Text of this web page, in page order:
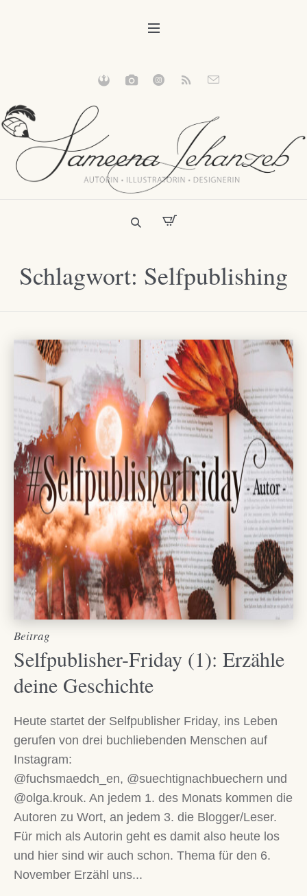
Schlagwort: Selfpublishing
Beitrag
Selfpublisher-Friday (1): Erzähle
deine Geschichte
Heute startet der Selfpublisher Friday, ins Leben
gerufen von drei buchliebenden Menschen auf
Instagram:
@fuchsmaedch_en, @suechtignachbuechern und
@olga.krouk. An jedem 1. des Monats kommen die
Autoren zu Wort, an jedem 3. die Blogger/Leser.
Für mich als Autorin geht es damit also heute los
und hier sind wir auch schon. Thema für den 6.
November Erzähl uns...